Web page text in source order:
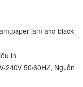
jam and black
in
240V 50/60HZ, Nguồn